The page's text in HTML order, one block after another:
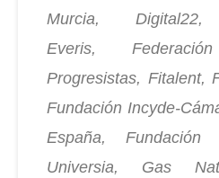
Murcia,
Everis,
Progresistas, Fitalent,
Fundación Incyde-
España, Fundación
Universia, Gas